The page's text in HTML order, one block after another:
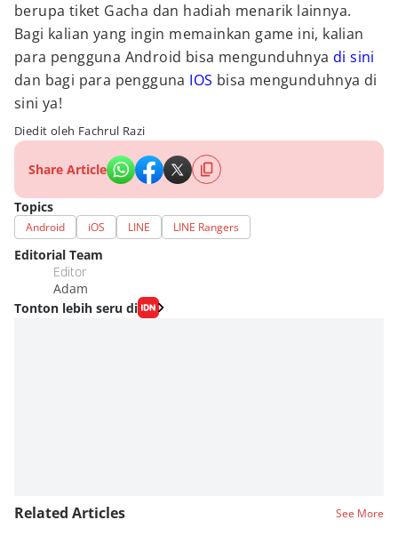
berupa tiket Gacha dan hadiah menarik lainnya.
Bagi kalian yang ingin memainkan game ini, kalian
para pengguna Android bisa mengunduhnya di sini
dan bagi para pengguna IOS bisa mengunduhnya di
sini ya!
Diedit oleh Fachrul Razi
Share Article
Topics
Android iOS LINE LINE Rangers
Editorial Team
Editor
Adam
Tonton lebih seru di
Related Articles See More